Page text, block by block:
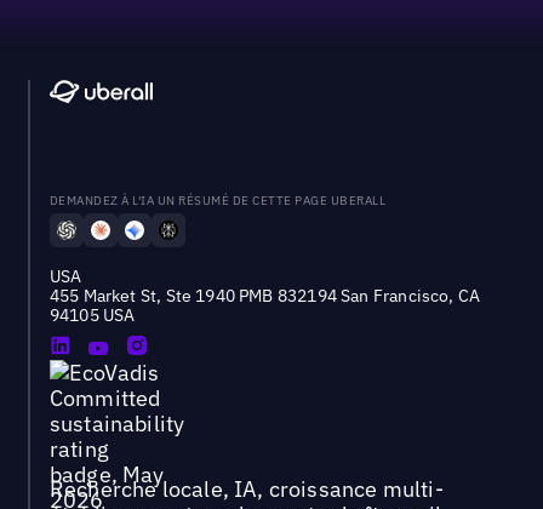
DEMANDEZ À L'IA UN RÉSUMÉ DE CETTE PAGE UBERALL
USA
455 Market St, Ste 1940 PMB 832194 San Francisco, CA
94105 USA
Recherche locale, IA, croissance multi-